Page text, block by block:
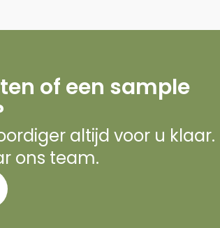
of een sample
altijd voor u
ons team.